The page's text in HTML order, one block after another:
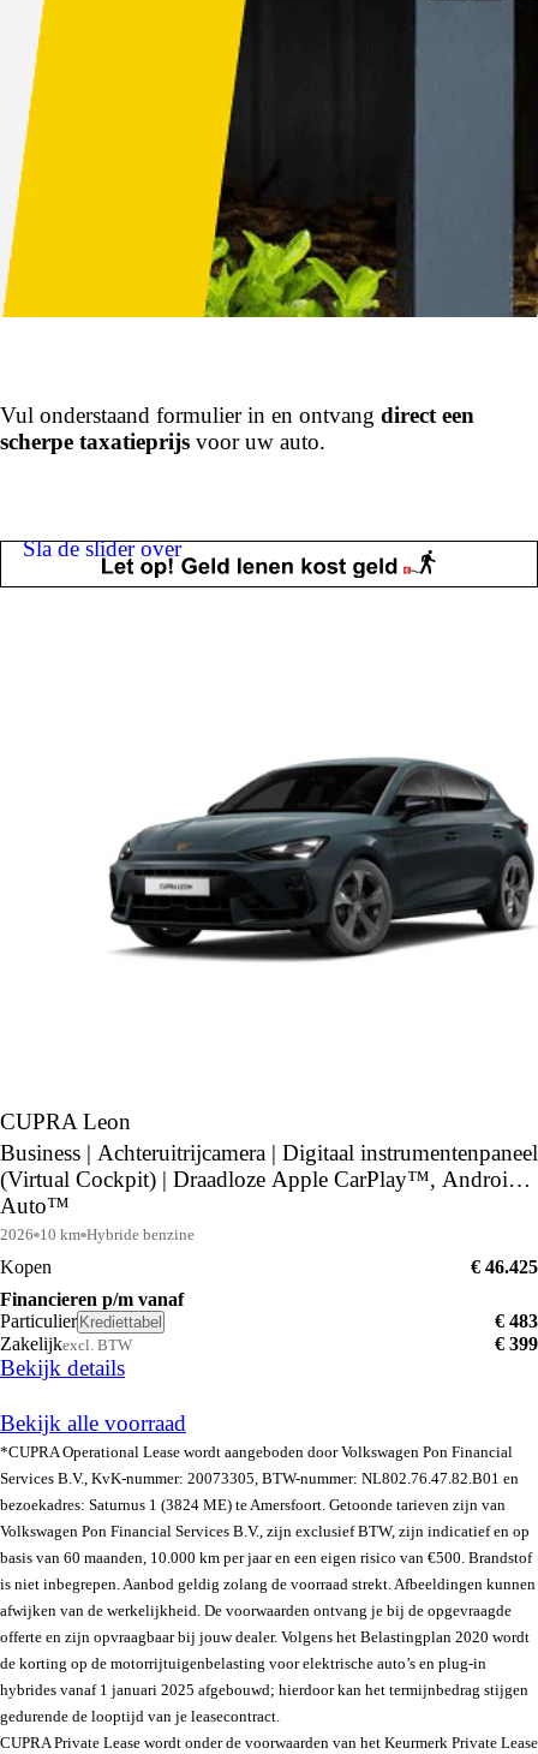
Vul onderstaand formulier in en ontvang direct een
scherpe taxatieprijs voor uw auto.
Sla de slider over
CUPRA Leon
Business | Achteruitrijcamera | Digitaal instrumentenpaneel
(Virtual Cockpit) | Draadloze Apple CarPlay™, Android
Auto™
2026 10 km Hybride benzine
Kopen
€ 46.425
Financieren p/m vanaf
Particulier Krediettabel
€ 483
Zakelijkexcl. BTW € 399
Bekijk details
Bekijk alle voorraad
*CUPRA Operational Lease wordt aangeboden door Volkswagen Pon Financial
Services B.V., KvK-nummer: 20073305, BTW-nummer: NL802.76.47.82.B01 en
bezoekadres: Saturnus 1 (3824 ME) te Amersfoort. Getoonde tarieven zijn van
Volkswagen Pon Financial Services B.V., zijn exclusief BTW, zijn indicatief en op
basis van 60 maanden, 10.000 km per jaar en een eigen risico van €500. Brandstof
is niet inbegrepen. Aanbod geldig zolang de voorraad strekt. Afbeeldingen kunnen
afwijken van de werkelijkheid. De voorwaarden ontvang je bij de opgevraagde
offerte en zijn opvraagbaar bij jouw dealer. Volgens het Belastingplan 2020 wordt
de korting op de motorrijtuigenbelasting voor elektrische auto’s en plug-in
hybrides vanaf 1 januari 2025 afgebouwd; hierdoor kan het termijnbedrag stijgen
gedurende de looptijd van je leasecontract.
CUPRA Private Lease wordt onder de voorwaarden van het Keurmerk Private Lease